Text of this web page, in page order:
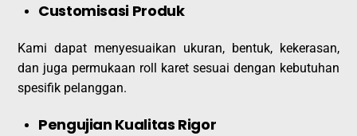
Customisasi Produk
Kami dapat menyesuaikan ukuran, bentuk, kekerasan,
dan juga permukaan roll karet sesuai dengan kebutuhan
spesifik pelanggan.
Pengujian Kualitas Rigor